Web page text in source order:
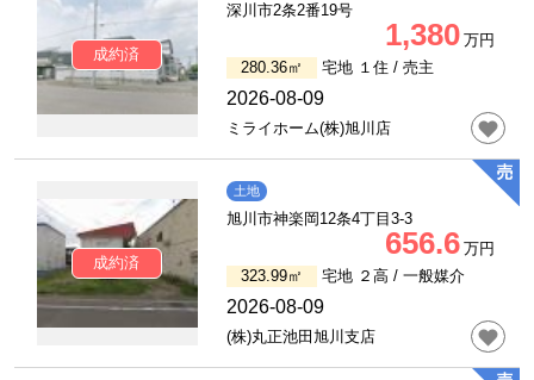
成約済
深川市2条2番19号
1,380 万円
280.36㎡
宅地 １住 / 売主
2026-08-09
ミライホーム(株)旭川店
成約済
土地
旭川市神楽岡12条4丁目3-3
656.6 万円
323.99㎡
宅地 ２高 / 一般媒介
2026-08-09
(株)丸正池田旭川支店